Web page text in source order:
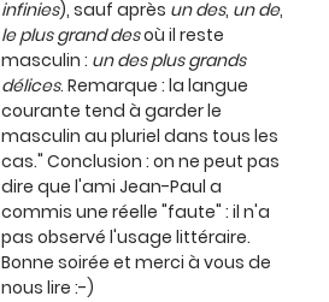
infinies), sauf après un des, un de,
le plus grand desoù il reste
masculin : un des plus grands
délices. Remarque : la langue
courante tend à garder le
masculin au pluriel dans tous les
cas." Conclusion : on ne peut pas
dire que l'ami Jean-Paul a
commis une réelle "faute" : il n'a
pas observé l'usage littéraire.
Bonne soirée et merci à vous de
nous lire :-)